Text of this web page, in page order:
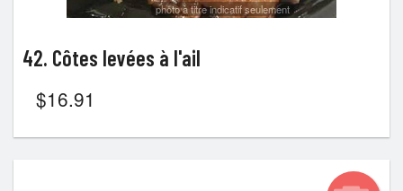
photo à titre indicatif seulement
42. Côtes levées à l'ail
$16.91